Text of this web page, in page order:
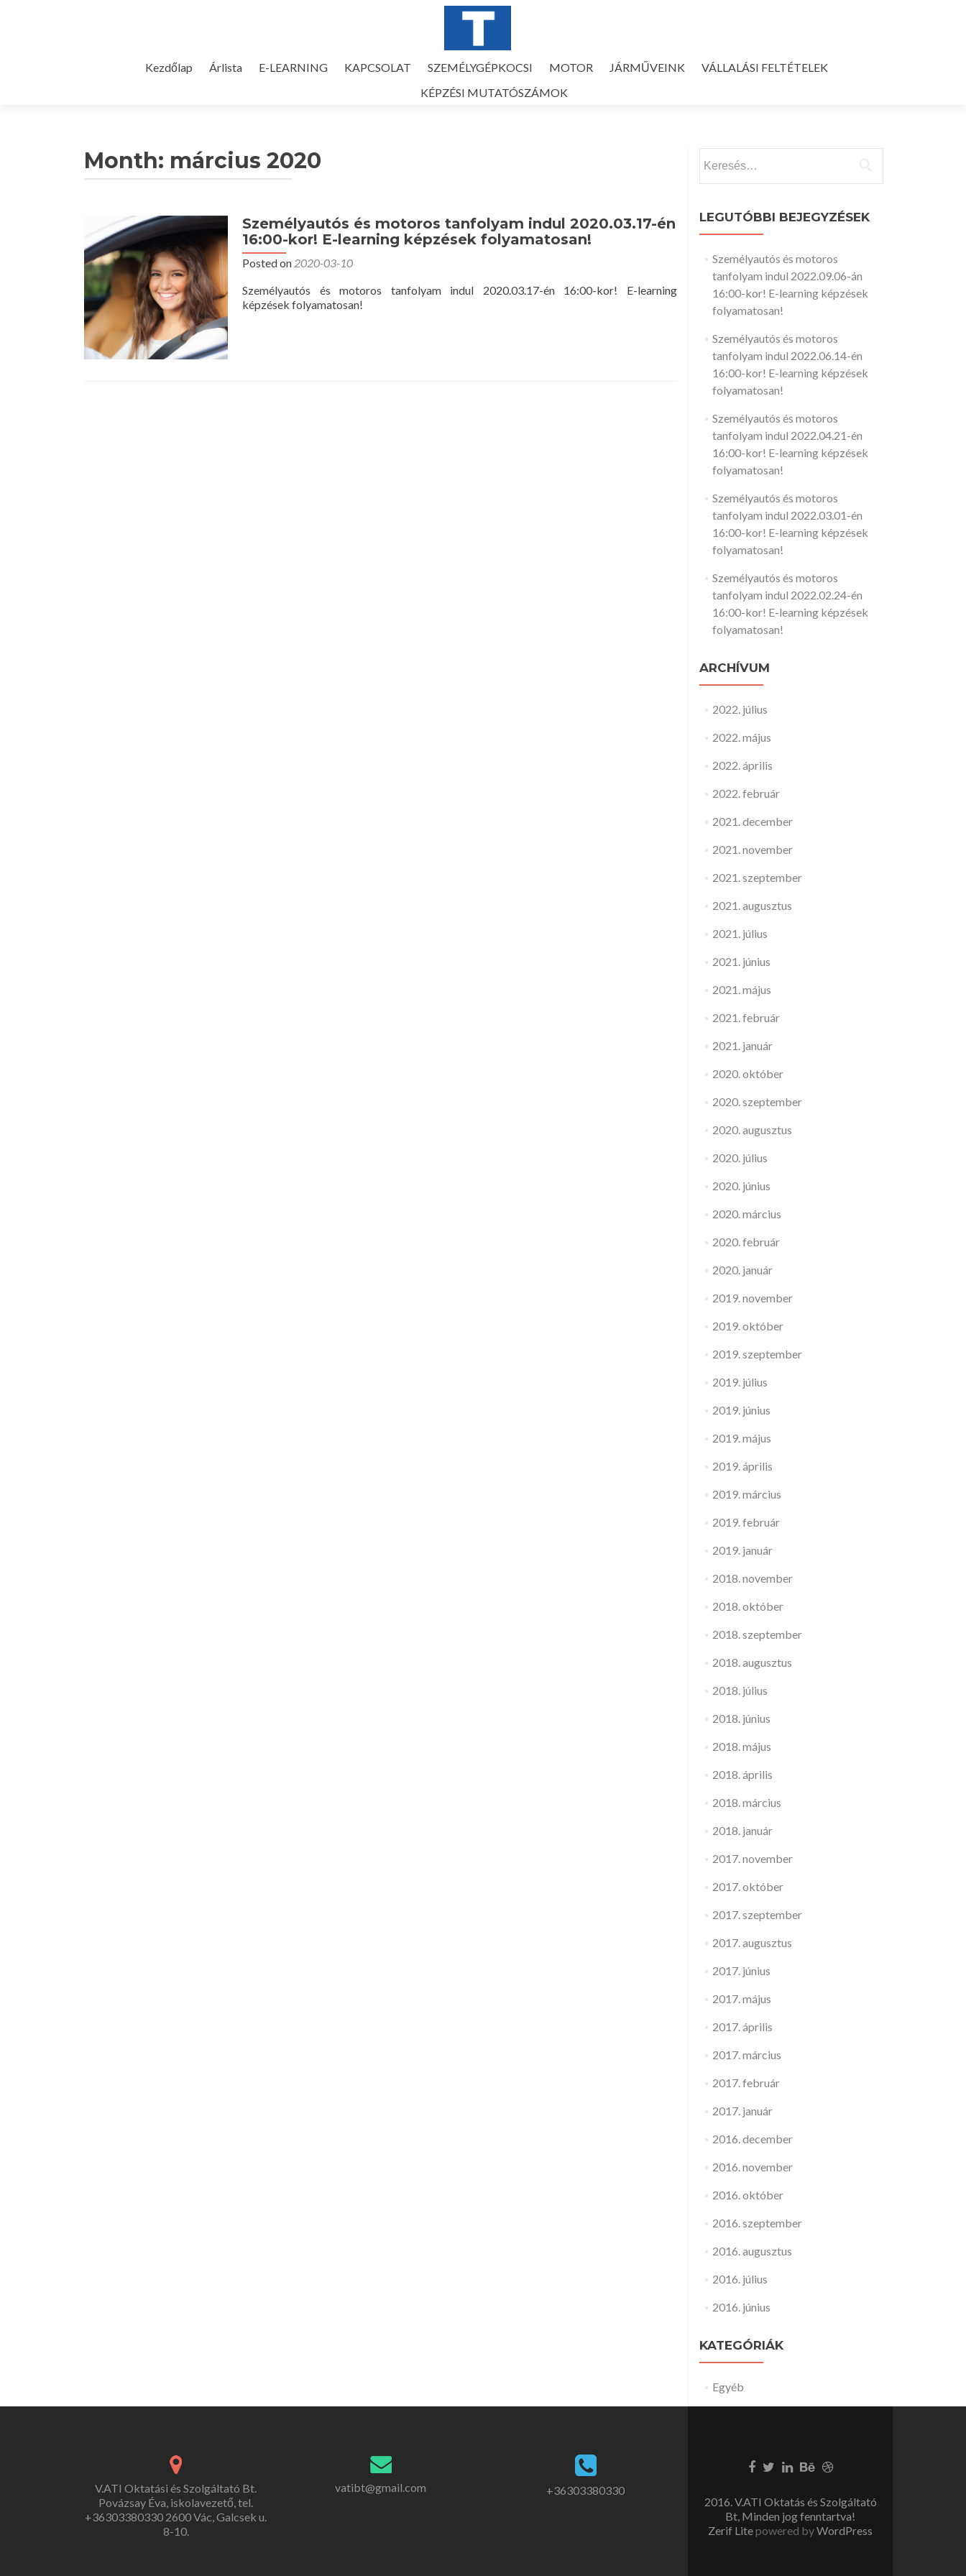
Kezdőlap Árlista E-LEARNING KAPCSOLAT SZEMÉLYGÉPKOCSI MOTOR JÁRMŰVEINK
VÁLLALÁSI FELTÉTELEK
KÉPZÉSI MUTATÓSZÁMOK
Month: március 2020
Személyautós és motoros tanfolyam indul 2020.03.17-én
16:00-kor! E-learning képzések folyamatosan!
Posted on 2020-03-10
Személyautós és motoros tanfolyam indul 2020.03.17-én 16:00-kor! E-learning
képzések folyamatosan!
LEGUTÓBBI BEJEGYZÉSEK
Személyautós és motoros
tanfolyam indul 2022.09.06-án
16:00-kor! E-learning képzések
folyamatosan!
Személyautós és motoros
tanfolyam indul 2022.06.14-én
16:00-kor! E-learning képzések
folyamatosan!
Személyautós és motoros
tanfolyam indul 2022.04.21-én
16:00-kor! E-learning képzések
folyamatosan!
Személyautós és motoros
tanfolyam indul 2022.03.01-én
16:00-kor! E-learning képzések
folyamatosan!
Személyautós és motoros
tanfolyam indul 2022.02.24-én
16:00-kor! E-learning képzések
folyamatosan!
ARCHÍVUM
2022. július
2022. május
2022. április
2022. február
2021. december
2021. november
2021. szeptember
2021. augusztus
2021. július
2021. június
2021. május
2021. február
2021. január
2020. október
2020. szeptember
2020. augusztus
2020. július
2020. június
2020. március
2020. február
2020. január
2019. november
2019. október
2019. szeptember
2019. július
2019. június
2019. május
2019. április
2019. március
2019. február
2019. január
2018. november
2018. október
2018. szeptember
2018. augusztus
2018. július
2018. június
2018. május
2018. április
2018. március
2018. január
2017. november
2017. október
2017. szeptember
2017. augusztus
2017. június
2017. május
2017. április
2017. március
2017. február
2017. január
2016. december
2016. november
2016. október
2016. szeptember
2016. augusztus
2016. július
2016. június
KATEGÓRIÁK
Egyéb
V.ATI Oktatási és Szolgáltató Bt.
Povázsay Éva, iskolavezető, tel.
+36303380330 2600 Vác, Galcsek u.
8-10.
vatibt@gmail.com
+36303380330
2016. V.ATI Oktatás és Szolgáltató
Bt, Minden jog fenntartva!
Zerif Litepowered byWordPress